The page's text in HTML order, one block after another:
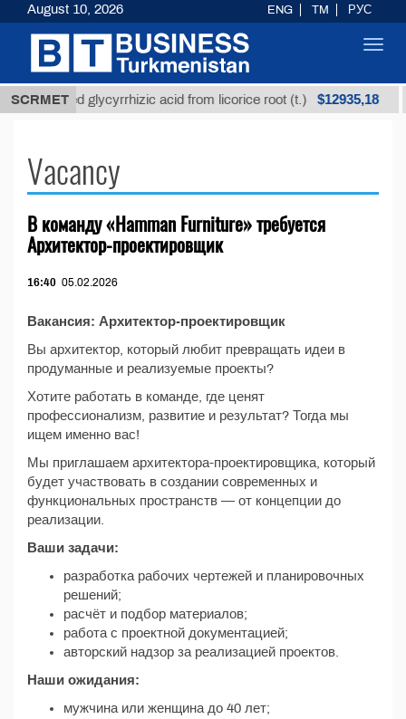
SCRMET
Unrefined glycyrrhizic acid from licorice root (t.) $12935,18
Vacancy
В команду «Hamman Furniture» требуется
Архитектор-проектировщик
16:40 05.02.2026
Вакансия: Архитектор-проектировщик
Вы архитектор, который любит превращать идеи в
продуманные и реализуемые проекты?
Хотите работать в команде, где ценят
профессионализм, развитие и результат? Тогда мы
ищем именно вас!
Мы приглашаем архитектора-проектировщика, который
будет участвовать в создании современных и
функциональных пространств — от концепции до
реализации.
Ваши задачи:
разработка рабочих чертежей и планировочных
решений;
расчёт и подбор материалов;
работа с проектной документацией;
авторский надзор за реализацией проектов.
Наши ожидания:
мужчина или женщина до 40 лет;
August 10, 2026 ENG TM РУС